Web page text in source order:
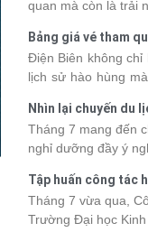
quan mà còn là trải
thuyền sẽ có mức
du khách băn
cập nhật bảng giá
2026 từ 3 - 6 sao,
được hành trình
sách.
Bảng giá vé tham
nhật 2026
Điện Biên không
lịch sử hào hùng
đang lên kế hoạch
trước giá vé sẽ giúp
chi phí. Cùng
tham quan các
2026 ngay dưới đây.
Nhìn lại chuyến du
Tân Hưng 2026
Tháng 7 mang đến
nghỉ dưỡng đầy ý
thành viên còn có
khoảnh khắc đáng
ngập tràn niềm vui
Tập huấn công tác
Hòn Dấu, Đồ Sơn
Tháng 7 vừa qua,
Trường Đại học